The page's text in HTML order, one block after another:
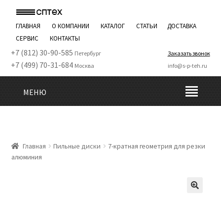
ГЛАВНАЯ О КОМПАНИИ КАТАЛОГ СТАТЬИ
ДОСТАВКА
СЕРВИС
КОНТАКТЫ
+7 (812) 30-90-585 Петербург
+7 (499) 70-31-684 Москва
Заказать звонок
info@s-p-teh.ru
МЕНЮ
Главная Пильные диски
7-кратная геометрия для резки
алюминия